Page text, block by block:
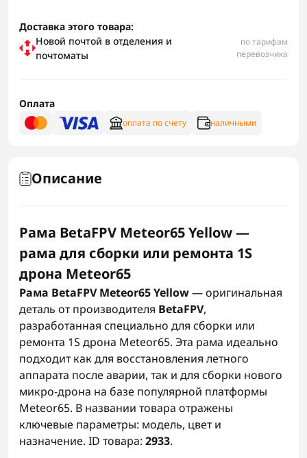
Доставка этого товара:
Новой почтой в отделения и
почтоматы
по тарифам
перевозчика
Оплата
оплата по счету наличными
Описание
Рама BetaFPV Meteor65 Yellow —
рама для сборки или ремонта 1S
дрона Meteor65
Рама BetaFPV Meteor65 Yellow— оригинальная
деталь от производителя BetaFPV,
разработанная специально для сборки или
ремонта 1S дрона Meteor65. Эта рама идеально
подходит как для восстановления летного
аппарата после аварии, так и для сборки нового
микро-дрона на базе популярной платформы
Meteor65. В названии товара отражены
ключевые параметры: модель, цвет и
назначение. ID товара: 2933.